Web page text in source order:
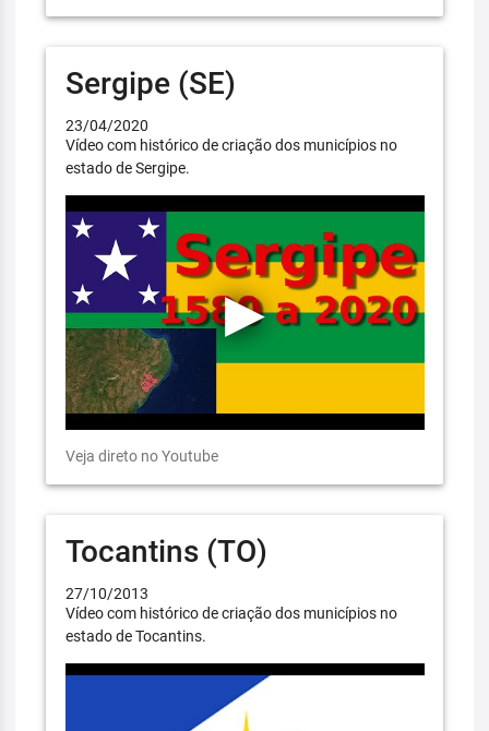
Sergipe (SE)
23/04/2020
Vídeo com histórico de criação dos municípios no
estado de Sergipe.
Veja direto no Youtube
Tocantins (TO)
27/10/2013
Vídeo com histórico de criação dos municípios no
estado de Tocantins.